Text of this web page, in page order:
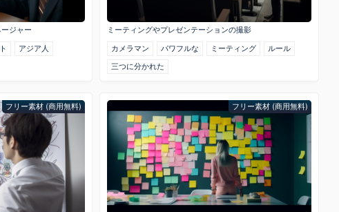
ジャー
アジア人
ミーティングやプレゼンテーションの撮影
カメラマン
パワフルな ミーティング
ルール
三つに分かれた
フリー素材 (商用無料) フリー素材 (商用無料)